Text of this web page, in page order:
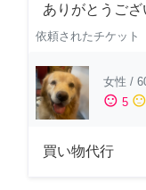
ありがとうござ
依頼されたチケット
女性 /
sentiment_satisfied 5 sentiment_neutral
買い物代行